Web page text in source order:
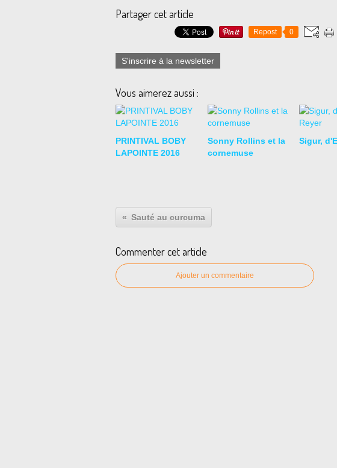
Partager cet article
Repost 0
S'inscrire à la newsletter
Vous aimerez aussi :
PRINTIVAL BOBY
LAPOINTE 2016
Sonny Rollins et la
cornemuse
Sigur,
Sauté au curcuma
Commenter cet article
Ajouter un commentaire